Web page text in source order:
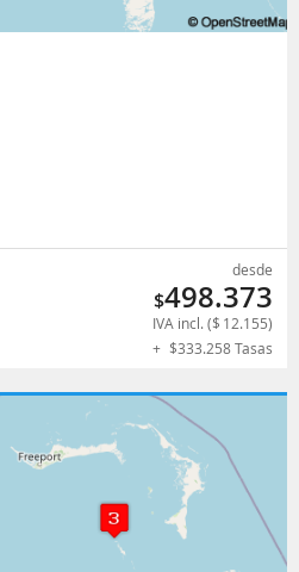
desde
$498.373
IVA incl. ($ 12.155)
+ $333.258Tasas